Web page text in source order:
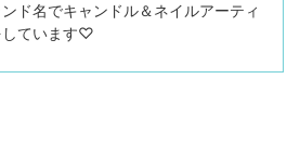
ド名でキャンドル＆ネイルアーティ
しています♡